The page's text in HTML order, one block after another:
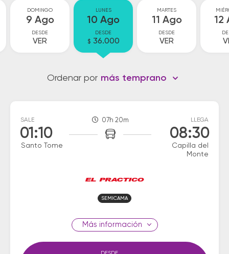
DOMINGO
9 Ago
DESDE
VER
LUNES
10 Ago
DESDE
$ 36.000
MARTES
11 Ago
DESDE
VER
12
Ordenar por más temprano
SALE
01:10
Santo Tome
07h 20m LLEGA
08:30
Capilla del
Monte
SEMICAMA
información